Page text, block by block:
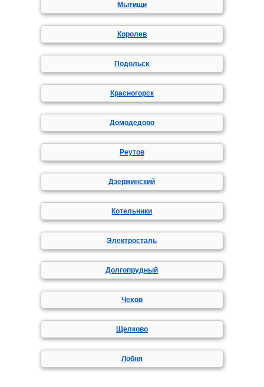
Мытищи
Королев
Подольск
Красногорск
Домодедово
Реутов
Дзержинский
Котельники
Электросталь
Долгопрудный
Чехов
Щелково
Лобня